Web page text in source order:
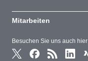
Besuchen Sie uns auch hier
Mitarbeiten